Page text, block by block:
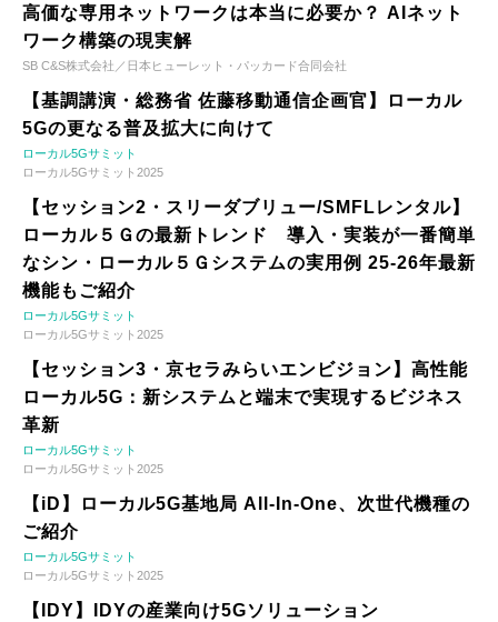
高価な専用ネットワークは本当に必要か？ AIネット
ワーク構築の現実解
SB C&S株式会社／日本ヒューレット・パッカード合同会社
【基調講演・総務省 佐藤移動通信企画官】ローカル
5Gの更なる普及拡大に向けて
ローカル5Gサミット
ローカル5Gサミット2025
【セッション2・スリーダブリュー/SMFLレンタル】
ローカル５Ｇの最新トレンド 導入・実装が一番簡単
なシン・ローカル５Ｇシステムの実用例 25-26年最新
機能もご紹介
ローカル5Gサミット
ローカル5Gサミット2025
【セッション3・京セラみらいエンビジョン】高性能
ローカル5G：新システムと端末で実現するビジネス
革新
ローカル5Gサミット
ローカル5Gサミット2025
【iD】ローカル5G基地局 All-In-One、次世代機種の
ご紹介
ローカル5Gサミット
ローカル5Gサミット2025
【IDY】IDYの産業向け5Gソリューション